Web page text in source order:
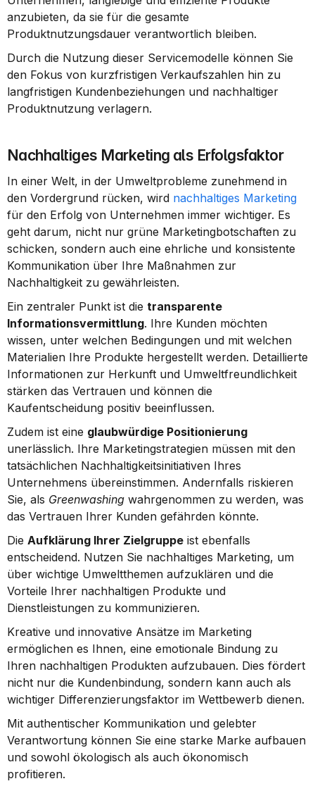
anzubieten, da sie für die gesamte
Produktnutzungsdauer verantwortlich bleiben.
Durch die Nutzung dieser Servicemodelle können Sie
den Fokus von kurzfristigen Verkaufszahlen hin zu
langfristigen Kundenbeziehungen und nachhaltiger
Produktnutzung verlagern.
Nachhaltiges Marketing als Erfolgsfaktor
In einer Welt, in der Umweltprobleme zunehmend in
den Vordergrund rücken, wird nachhaltiges Marketing
für den Erfolg von Unternehmen immer wichtiger. Es
geht darum, nicht nur grüne Marketingbotschaften zu
schicken, sondern auch eine ehrliche und konsistente
Kommunikation über Ihre Maßnahmen zur
Nachhaltigkeit zu gewährleisten.
Ein zentraler Punkt ist die transparente
Informationsvermittlung. Ihre Kunden möchten
wissen, unter welchen Bedingungen und mit welchen
Materialien Ihre Produkte hergestellt werden. Detaillierte
Informationen zur Herkunft und Umweltfreundlichkeit
stärken das Vertrauen und können die
Kaufentscheidung positiv beeinflussen.
Zudem ist eine glaubwürdige Positionierung
unerlässlich. Ihre Marketingstrategien müssen mit den
tatsächlichen Nachhaltigkeitsinitiativen Ihres
Unternehmens übereinstimmen. Andernfalls riskieren
Sie, als Greenwashing wahrgenommen zu werden, was
das Vertrauen Ihrer Kunden gefährden könnte.
Die Aufklärung Ihrer Zielgruppe ist ebenfalls
entscheidend. Nutzen Sie nachhaltiges Marketing, um
über wichtige Umweltthemen aufzuklären und die
Vorteile Ihrer nachhaltigen Produkte und
Dienstleistungen zu kommunizieren.
Kreative und innovative Ansätze im Marketing
ermöglichen es Ihnen, eine emotionale Bindung zu
Ihren nachhaltigen Produkten aufzubauen. Dies fördert
nicht nur die Kundenbindung, sondern kann auch als
wichtiger Differenzierungsfaktor im Wettbewerb dienen.
Mit authentischer Kommunikation und gelebter
Verantwortung können Sie eine starke Marke aufbauen
und sowohl ökologisch als auch ökonomisch
profitieren.